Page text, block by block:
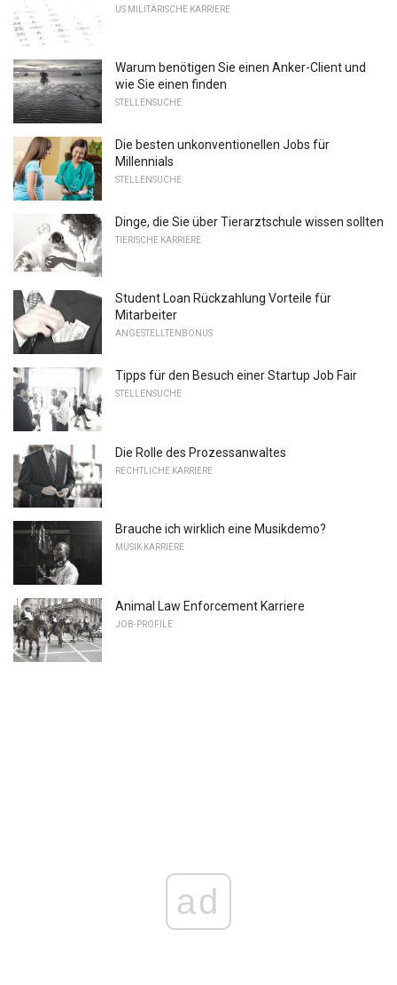
US MILITÄRISCHE KARRIERE
Warum benötigen Sie einen Anker-Client und
wie Sie einen finden
STELLENSUCHE
Die besten unkonventionellen Jobs für
Millennials
STELLENSUCHE
Dinge, die Sie über Tierarztschule wissen sollten
TIERISCHE KARRIERE
Student Loan Rückzahlung Vorteile für
Mitarbeiter
ANGESTELLTENBONUS
Tipps für den Besuch einer Startup Job Fair
STELLENSUCHE
Die Rolle des Prozessanwaltes
RECHTLICHE KARRIERE
Brauche ich wirklich eine Musikdemo?
MUSIK KARRIERE
Animal Law Enforcement Karriere
JOB-PROFILE
ad